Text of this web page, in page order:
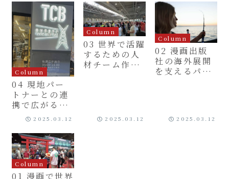
Column
04 現地パー
トナーとの連
携で広がる国
際展開2025.03.12
Column
03 世界で活躍
するための人
材チーム作り
2025.03.12
Column
02 漫画出版
社の海外展開
を支えるパー
2025.03.12
Column
01 漫画で世界